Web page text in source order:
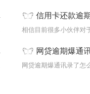
信用卡还款逾期被
网贷逾期爆通讯录了